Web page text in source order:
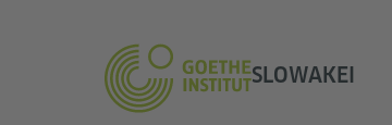
SLOWAKEI